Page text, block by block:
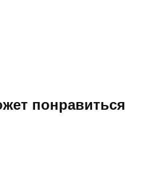
понравиться